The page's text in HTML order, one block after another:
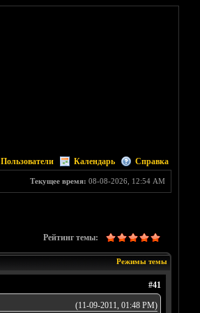
Пользователи Календарь Справка
Текущее время: 08-08-2026, 12:54 AM
Рейтинг темы:
Режимы темы
#41
(11-09-2011, 01:48 PM)